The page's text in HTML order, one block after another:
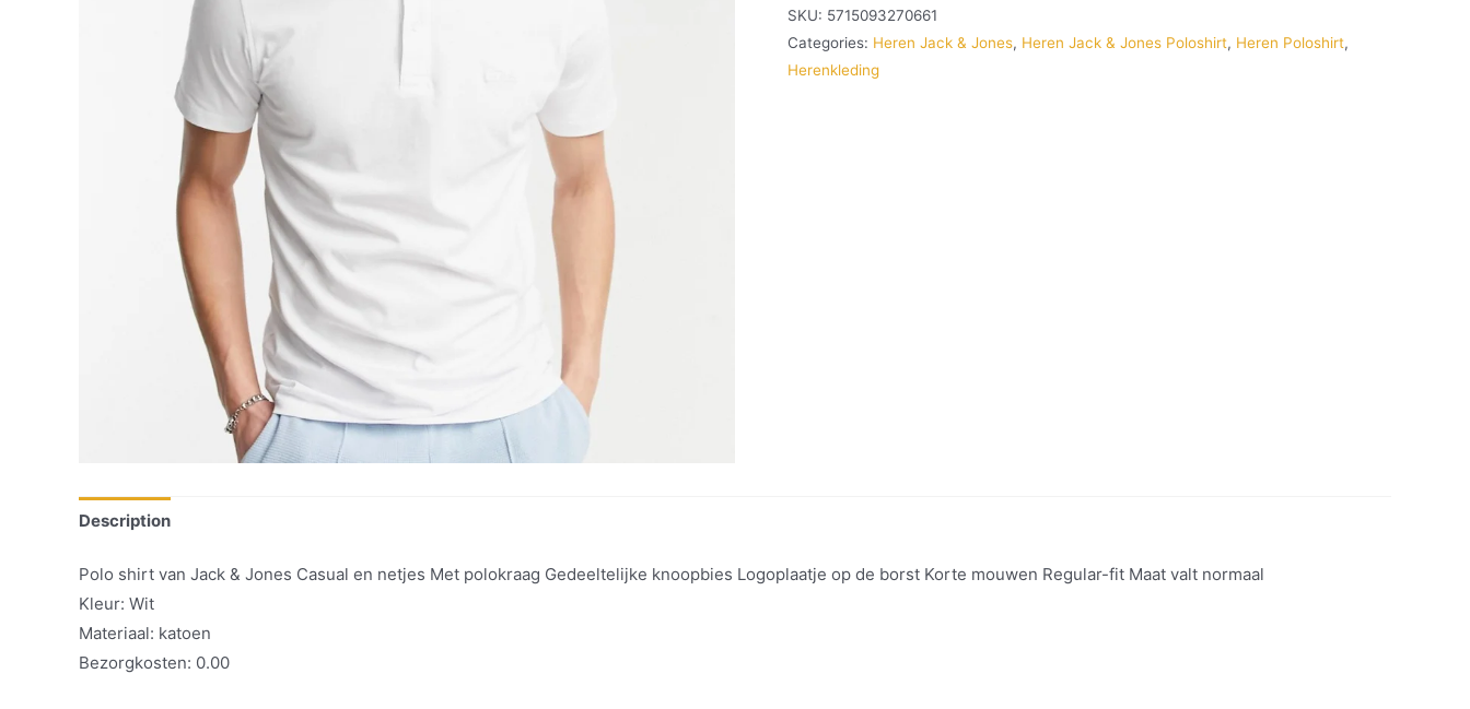
SKU: 5715093270661
Categories: Heren Jack & Jones, Heren Jack & Jones Poloshirt, Heren Poloshirt,
Herenkleding
Description
Polo shirt van Jack & Jones Casual en netjes Met polokraag Gedeeltelijke knoopbies Logoplaatje op de borst Korte mouwen Regular-fit Maat valt normaal
Kleur: Wit
Materiaal: katoen
Bezorgkosten: 0.00